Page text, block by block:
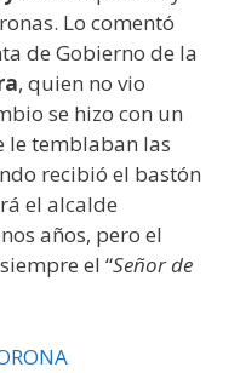
Lo comentó
de Gobierno de la
, quien no vio
se hizo con un
le temblaban las
recibió el bastón
el alcalde
años, pero el
el “Señor de